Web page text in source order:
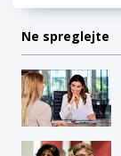
Ne spreglejte